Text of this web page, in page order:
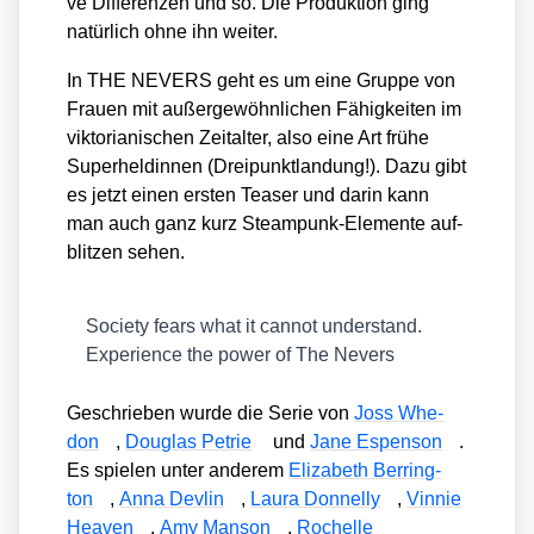
natür­lich ohne ihn wei­ter.
In THE NEVERS geht es um eine Grup­pe von
Frau­en mit außer­ge­wöhn­li­chen Fähig­kei­ten im
vik­to­ria­ni­schen Zeit­al­ter, also eine Art frü­he
Super­hel­din­nen (Drei­punkt­lan­dung!). Dazu gibt
es jetzt einen ers­ten Teaser und dar­in kann
man auch ganz kurz Steam­punk-Ele­men­te auf­
blit­zen sehen.
Socie­ty fears what it can­not under­stand.
Expe­ri­ence the power of The Nevers
Geschrie­ben wur­de die Serie vonJoss Whe­
don
, Dou­glas Petrie undJane Espen­son
.
Es spie­len unter ande­rem Eliza­beth Ber­ring­
ton
,Anna Dev­lin , Lau­ra Don­nel­ly ,Vin­nie
Hea­ven
,Amy Man­son , Rochel­le